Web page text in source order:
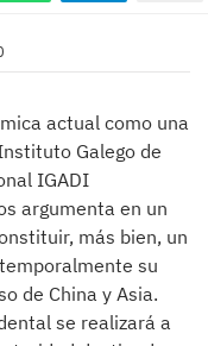
actual como una
Galego de
IGADI
argumenta en un
más bien, un
su
de China y Asia.
se realizará a